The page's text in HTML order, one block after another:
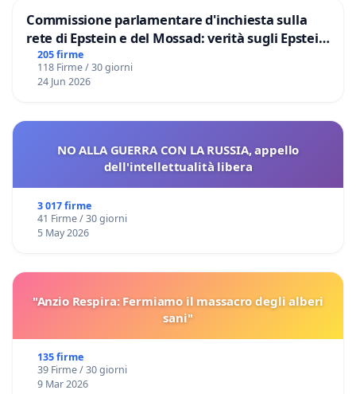
Commissione parlamentare d'inchiesta sulla
rete di Epstein e del Mossad: verità sugli Epstein
Files
205 firme
118 Firme / 30 giorni
24 Jun 2026
NO ALLA GUERRA CON LA RUSSIA, appello
dell'intellettualità libera
3 017 firme
41 Firme / 30 giorni
5 May 2026
"Anzio Respira: Fermiamo il massacro degli alberi
sani"
135 firme
39 Firme / 30 giorni
9 Mar 2026